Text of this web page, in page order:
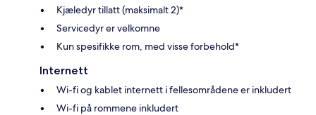
Kjæledyr tillatt (maksimalt 2)*
Servicedyr er velkomne
Kun spesifikke rom, med visse forbehold*
Internett
Wi-fi og kablet internett i fellesområdene er inkludert
Wi-fi på rommene inkludert